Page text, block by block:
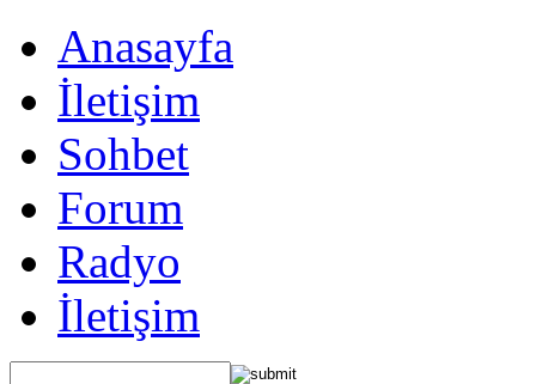
Anasayfa
İletişim
Sohbet
Forum
Radyo
İletişim